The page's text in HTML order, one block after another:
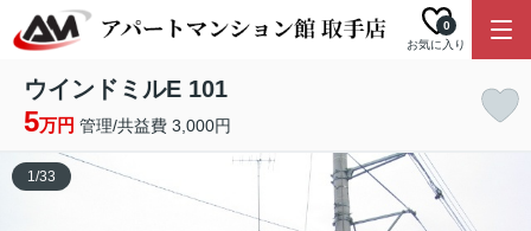
お気に入り
0
ウインドミルE 101
5万円 管理/共益費 3,000円
1/33